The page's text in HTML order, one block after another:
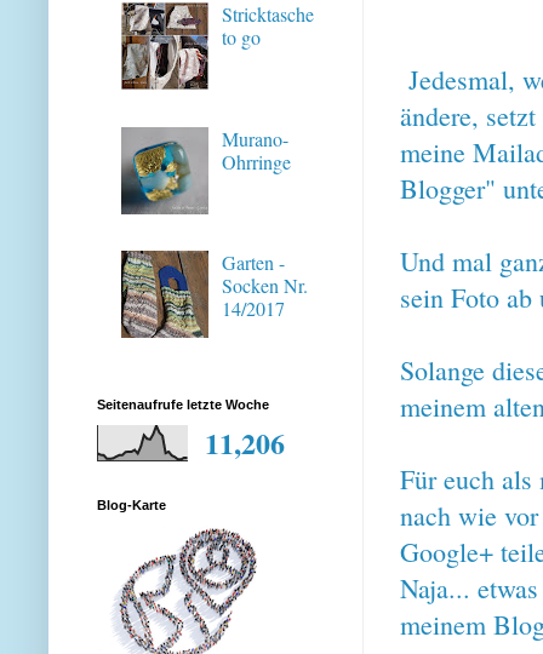
Jedesmal,
ändere,
meine
Blogger"
Und mal
sein Foto ab
Solange
meinem
Für euch als
nach wie
Google+
Naja...
meinem
Stricktasche
to go
Murano-
Ohrringe
Garten -
Socken Nr.
14/2017
Seitenaufrufe letzte Woche
11,206
Blog-Karte